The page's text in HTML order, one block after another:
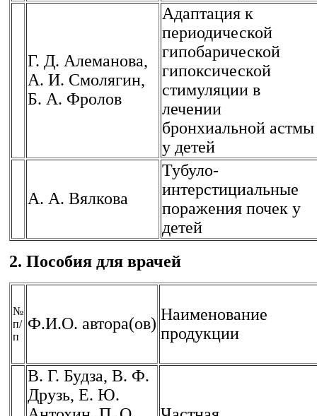
Г. Д. Алеманова,
А. И. Смолягин,
Б. А. Фролов
Адаптация к
периодической
гипобарической
гипоксической
стимуляции в
лечении
бронхиальной астмы
у детей
А. А. Вялкова
Тубуло-
интерстициальные
поражения почек у
детей
2. Пособия для врачей
№
п/
п
Ф.И.О. автора(ов) Наименование
продукции
В. Г. Будза, В. Ф.
Друзь, Е. Ю.